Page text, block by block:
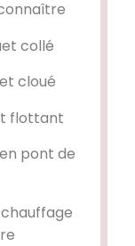
collé
cloué
flottant
pont de